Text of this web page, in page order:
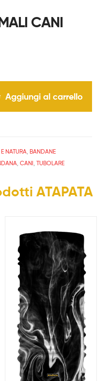
CANI
Aggiungi al carrello
NATURA, BANDANE
, CANI, TUBOLARE
ATAPATA